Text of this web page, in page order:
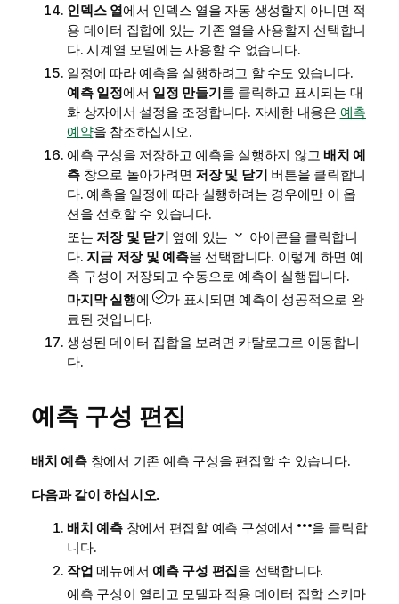
인덱스 열에서 인덱스 열을 자동 생성할지 아니면 적
용 데이터 집합에 있는 기존 열을 사용할지 선택합니
다. 시계열 모델에는 사용할 수 없습니다.
일정에 따라 예측을 실행하려고 할 수도 있습니다.
예측 일정에서 일정 만들기를 클릭하고 표시되는 대
화 상자에서 설정을 조정합니다. 자세한 내용은 예측
예약을 참조하십시오.
예측 구성을 저장하고 예측을 실행하지 않고 배치 예
측창으로 돌아가려면 저장 및 닫기 버튼을 클릭합니
다. 예측을 일정에 따라 실행하려는 경우에만 이 옵
션을 선호할 수 있습니다.
또는 저장 및 닫기 옆에 있는
아이콘을 클릭합니
다.지금 저장 및 예측을 선택합니다. 이렇게 하면 예
측 구성이 저장되고 수동으로 예측이 실행됩니다.
마지막 실행에
가 표시되면 예측이 성공적으로 완
료된 것입니다.
생성된 데이터 집합을 보려면 카탈로그로 이동합니
다.
예측 구성 편집
배치 예측창에서 기존 예측 구성을 편집할 수 있습니다.
다음과 같이 하십시오.
배치 예측창에서 편집할 예측 구성에서
을 클릭합
니다.
작업 메뉴에서 예측 구성 편집을 선택합니다.
예측 구성이 열리고 모델과 적용 데이터 집합 스키마